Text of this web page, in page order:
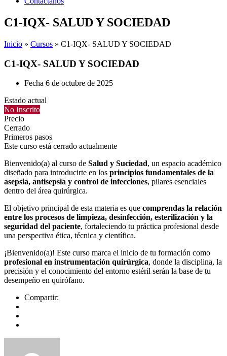
C1-IQX- SALUD Y SOCIEDAD
Inicio » Cursos » C1-IQX- SALUD Y SOCIEDAD
C1-IQX- SALUD Y SOCIEDAD
Fecha 6 de octubre de 2025
Estado actual
No Inscrito
Precio
Cerrado
Primeros pasos
Este curso está cerrado actualmente
Bienvenido(a) al curso de Salud y Suciedad, un espacio académico
diseñado para introducirte en los principios fundamentales de la
asepsia, antisepsia y control de infecciones, pilares esenciales
dentro del área quirúrgica.
El objetivo principal de esta materia es que comprendas la relación
entre los procesos de limpieza, desinfección, esterilización y la
seguridad del paciente, fortaleciendo tu práctica profesional desde
una perspectiva ética, técnica y científica.
¡Bienvenido(a)! Este curso marca el inicio de tu formación como
profesional en instrumentación quirúrgica, donde la disciplina, la
precisión y el conocimiento del entorno estéril serán la base de tu
desempeño en quirófano.
Compartir: